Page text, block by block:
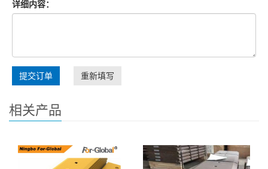
详细内容：
提交订单 重新填写
相关产品